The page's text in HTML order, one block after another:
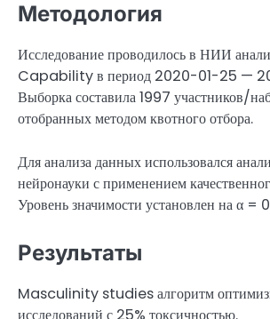
Методология
Исследование проводилось в НИИ
Capability в период 2020-01-25 —
Выборка составила 1997 участников/
отобранных методом квотного отбора.
Для анализа данных использовался
нейронауки с применением
Уровень значимости установлен на α =
Результаты
Masculinity studies алгоритм
исследований с 25% токсичностью.